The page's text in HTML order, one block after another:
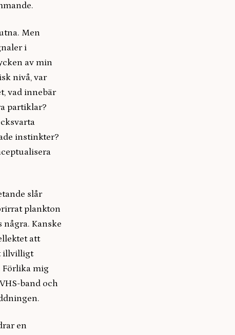
Men
i
av min
nivå, var
vad innebär
partiklar?
instinkter?
slår
plankton
Kanske
att
illvilligt
Förlika mig
band och
en